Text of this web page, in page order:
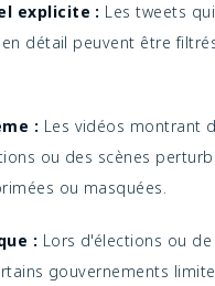
explicite : Les tweets
détail peuvent être
: Les vidéos montrant
ou des scènes
ou masquées.
: Lors d'élections ou de
gouvernements